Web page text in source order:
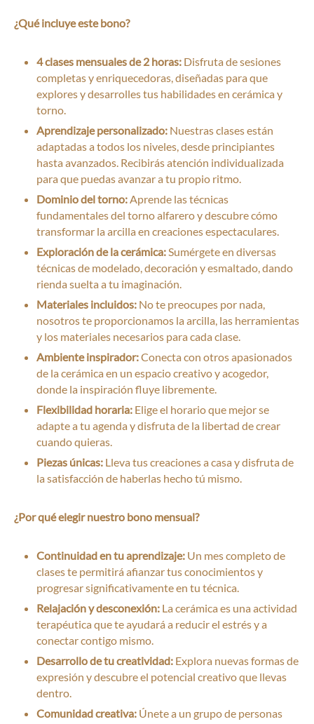
¿Qué incluye este bono?
4 clases mensuales de 2 horas: Disfruta de sesiones
completas y enriquecedoras, diseñadas para que
explores y desarrolles tus habilidades en cerámica y
torno.
Aprendizaje personalizado: Nuestras clases están
adaptadas a todos los niveles, desde principiantes
hasta avanzados. Recibirás atención individualizada
para que puedas avanzar a tu propio ritmo.
Dominio del torno: Aprende las técnicas
fundamentales del torno alfarero y descubre cómo
transformar la arcilla en creaciones espectaculares.
Exploración de la cerámica: Sumérgete en diversas
técnicas de modelado, decoración y esmaltado, dando
rienda suelta a tu imaginación.
Materiales incluidos: No te preocupes por nada,
nosotros te proporcionamos la arcilla, las herramientas
y los materiales necesarios para cada clase.
Ambiente inspirador:Conecta con otros apasionados
de la cerámica en un espacio creativo y acogedor,
donde la inspiración fluye libremente.
Flexibilidad horaria: Elige el horario que mejor se
adapte a tu agenda y disfruta de la libertad de crear
cuando quieras.
Piezas únicas: Lleva tus creaciones a casa y disfruta de
la satisfacción de haberlas hecho tú mismo.
¿Por qué elegir nuestro bono mensual?
Continuidad en tu aprendizaje: Un mes completo de
clases te permitirá afianzar tus conocimientos y
progresar significativamente en tu técnica.
Relajación y desconexión: La cerámica es una actividad
terapéutica que te ayudará a reducir el estrés y a
conectar contigo mismo.
Desarrollo de tu creatividad: Explora nuevas formas de
expresión y descubre el potencial creativo que llevas
dentro.
Comunidad creativa: Únete a un grupo de personas